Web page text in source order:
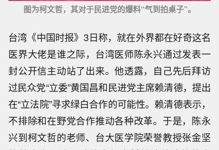
图为柯文哲，其对于民进党的爆料“气到拍桌子”。
台湾《中国时报》3日称，就在外界都在好奇这名
医界大佬是谁之际，台湾医师陈永兴通过发表一
封公开信主动站了出来。他透露，自己先后拜访
过民众党“立委”黄国昌和民进党主席赖清德，提出
在“立法院”寻求绿白合作的可能性。赖清德表示，
不排除和在野党合作推动各种改革。于是，陈永
兴到柯文哲的老师、台大医学院荣誉教授张金坚